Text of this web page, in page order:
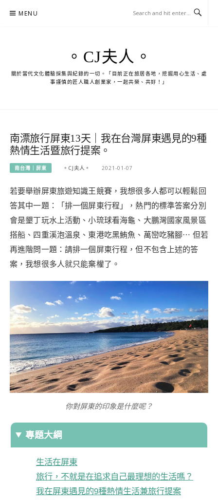
MENU
。CJ夫人。
關於當代文化體驗採集與紀錄的一切。「目前正在旅居各地，挖掘用心生活、處
事謹慎的匠人職人創業家，一起共榮、共好！」
南漂旅行屏東13天｜我在台灣屏東遇見的9種
熱情生活暨旅行提案。
南台灣｜屏東 。CJ夫人。 2021-01-07
若要舉辦屏東旅遊知識王競賽，我想很多人都可以輕鬆回
答其中一題：「排一個屏東行程」，熱門的標準答案分別
會是墾丁玩水上活動、小琉球看海龜、大鵬灣國家風景區
搭船、四重溪泡溫泉、東港吃黑鮪魚、萬巒吃豬腳⋯ 但若
再進階問一題：請排一個屏東行程，但不包含上述的答
案，我想很多人就只能棄權了。
你對屏東的印象是什麼呢？
專題大綱
生活在屏東
旅行，不就是在追求自己最理想的生活嗎？
我在屏東遇見的9種熱情生活兼旅行提案